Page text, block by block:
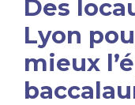
Des
Lyon
mieux